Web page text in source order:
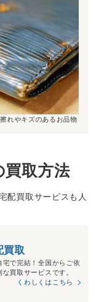
れやキズのあるお品物
買取方法
配買取サービスも人
買取
で完結！全国からご依
買取サービスです。
くわしくはこちら